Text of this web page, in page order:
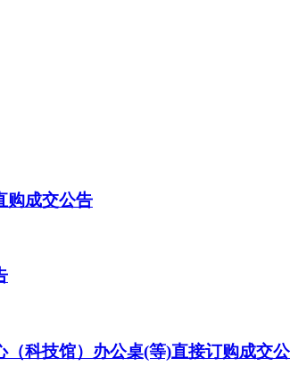
购成交公告
科技馆）办公桌(等)直接订购成交